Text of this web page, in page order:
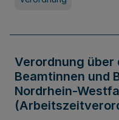
Verordnung
Beamtinnen und
Nordrhein-